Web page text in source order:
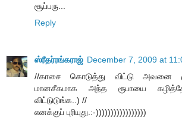
சூப்பரு...
Reply
ஸ்ரீதர்ரங்கராஜ் December 7, 2009 at
//காசை கொடுத்து விட்டு அவனை
மானசீகமாக அந்த ரூபாயை
விட்டுடுங்க..) //
எனக்குப் புரியுது.:-)))))))))))))))))